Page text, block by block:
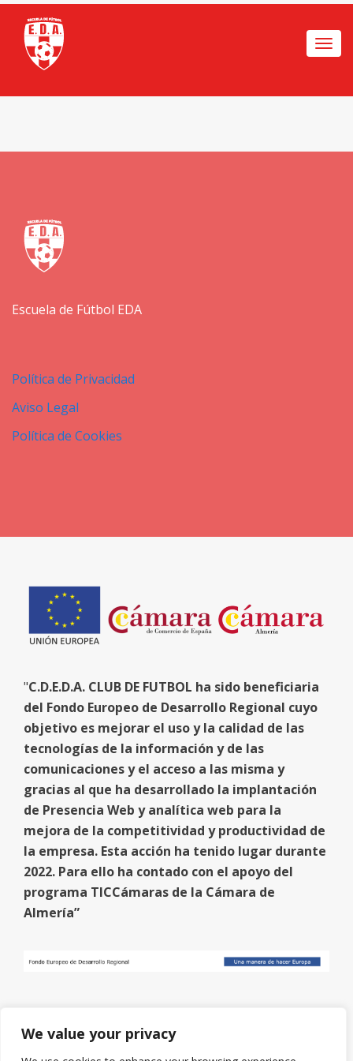
We value your privacy
Escuela de Fútbol EDA
Política de Privacidad
Aviso Legal
Política de Cookies
"C.D.E.D.A. CLUB DE FUTBOL ha sido beneficiaria
del Fondo Europeo de Desarrollo Regional cuyo
objetivo es mejorar el uso y la calidad de las
tecnologías de la información y de las
comunicaciones y el acceso a las misma y
gracias al que ha desarrollado la implantación
de Presencia Web y analítica web para la
mejora de la competitividad y productividad de
la empresa. Esta acción ha tenido lugar durante
2022. Para ello ha contado con el apoyo del
programa TICCámaras de la Cámara de
Almería”